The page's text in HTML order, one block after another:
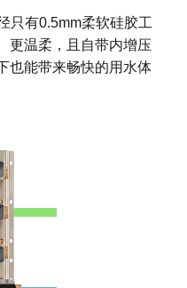
只有0.5mm柔软硅胶工
更温柔，且自带内增压
也能带来畅快的用水体